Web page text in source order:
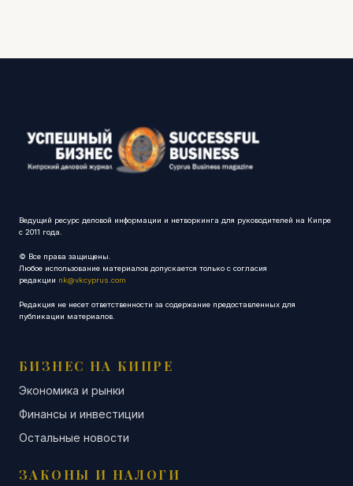
Ведущий ресурс деловой информации и нетворкинга для руководителей на Кипре
с 2011 года.
© Все права защищены.
Любое использование материалов допускается только с согласия
редакции nk@vkcyprus.com
Редакция не несет ответственности за содержание предоставленных для
публикации материалов.
БИЗНЕС НА КИПРЕ
Экономика и рынки
Финансы и инвестиции
Остальные новости
ЗАКОНЫ И НАЛОГИ